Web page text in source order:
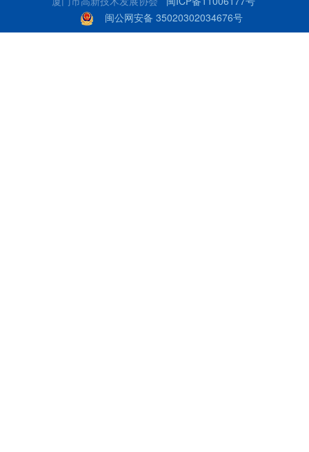
闽公网安备 35020302034676号